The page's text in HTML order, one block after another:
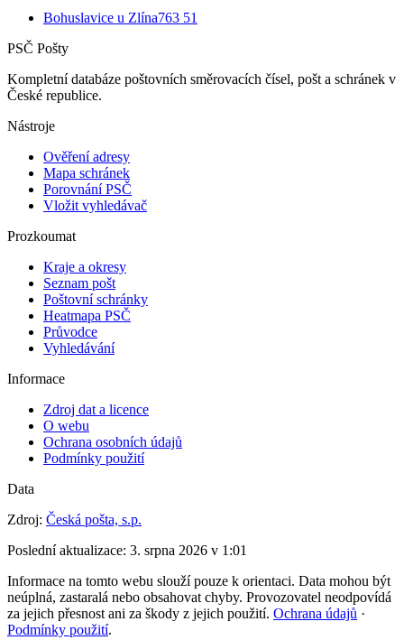
Bohuslavice u Zlína763 51
PSČ Pošty
Kompletní databáze poštovních směrovacích čísel, pošt a schránek v
České republice.
Nástroje
Ověření adresy
Mapa schránek
Porovnání PSČ
Vložit vyhledávač
Prozkoumat
Kraje a okresy
Seznam pošt
Poštovní schránky
Heatmapa PSČ
Průvodce
Vyhledávání
Informace
Zdroj dat a licence
O webu
Ochrana osobních údajů
Podmínky použití
Data
Zdroj: Česká pošta, s.p.
Poslední aktualizace: 3. srpna 2026 v 1:01
Informace na tomto webu slouží pouze k orientaci. Data mohou být
neúplná, zastaralá nebo obsahovat chyby. Provozovatel neodpovídá
za jejich přesnost ani za škody z jejich použití. Ochrana údajů ·
Podmínky použití.